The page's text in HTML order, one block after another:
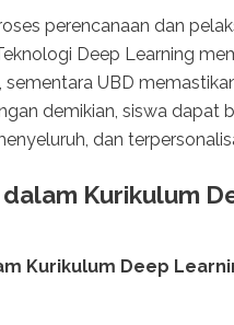
perencanaan dan
Deep Learning
, sementara UBD
demikian, siswa dapat
dan
Kurikulum
Kurikulum Deep